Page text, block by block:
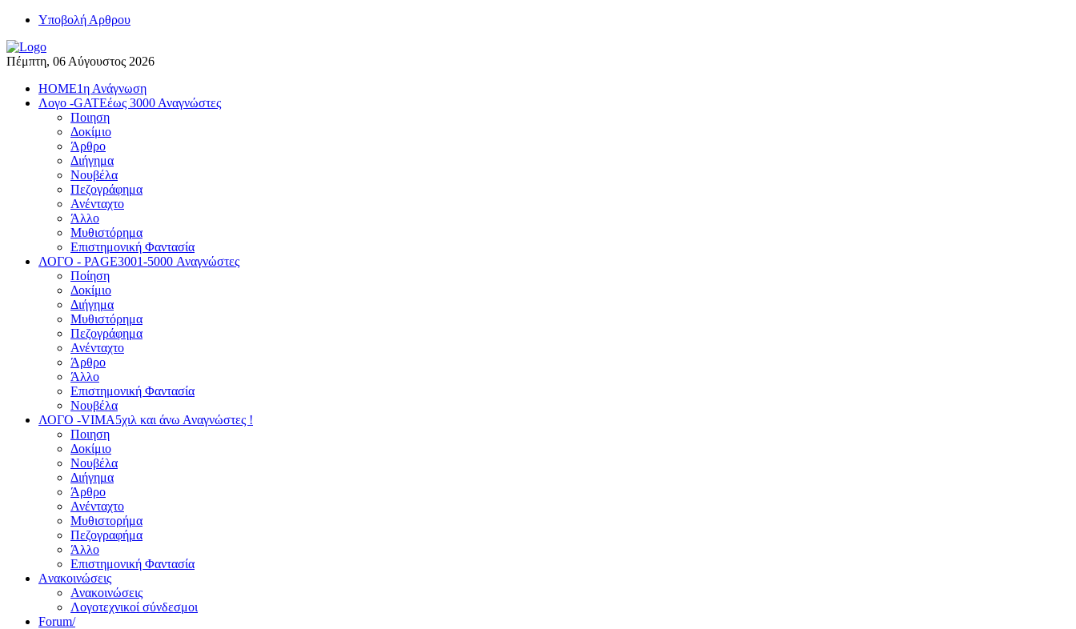
Yποβολή Αρθρου
Πέμπτη, 06 Αύγουστος 2026
HOME1η Ανάγνωση
Λογο -GATEέως 3000 Αναγνώστες
Ποιηση
Δοκίμιο
Άρθρο
Διήγημα
Νουβέλα
Πεζογράφημα
Ανένταχτο
Άλλο
Μυθιστόρημα
Επιστημονική Φαντασία
ΛΟΓΟ - PAGE3001-5000 Αναγνώστες
Ποίηση
Δοκίμιο
Διήγημα
Μυθιστόρημα
Πεζογράφημα
Ανένταχτο
Άρθρο
Άλλο
Επιστημονική Φαντασία
Νουβέλα
ΛΟΓΟ -VIMA5χιλ και άνω Αναγνώστες !
Ποιηση
Δοκίμιο
Νουβέλα
Διήγημα
Άρθρο
Ανένταχτο
Μυθιστορήμα
Πεζογραφήμα
Άλλο
Επιστημονική Φαντασία
Aνακοινώσεις
Ανακοινώσεις
Λογοτεχνικοί σύνδεσμοι
Forum/